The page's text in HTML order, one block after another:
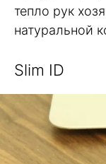
тепло рук
натуральной
Slim ID